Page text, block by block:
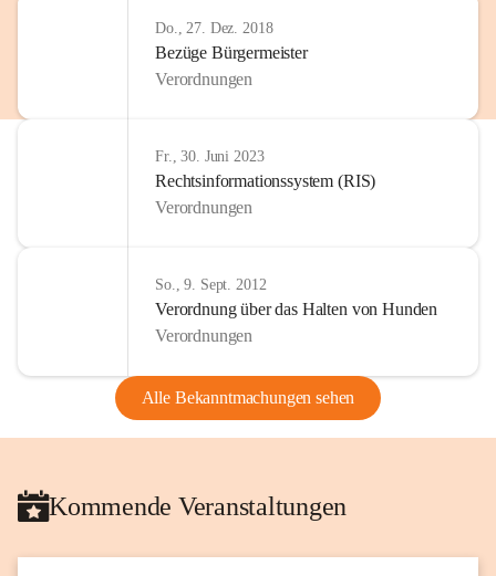
Do., 27. Dez. 2018
Bezüge Bürgermeister
Verordnungen
Fr., 30. Juni 2023
Rechtsinformationssystem (RIS)
Verordnungen
So., 9. Sept. 2012
Verordnung über das Halten von Hunden
Verordnungen
Alle Bekanntmachungen sehen
Kommende Veranstaltungen